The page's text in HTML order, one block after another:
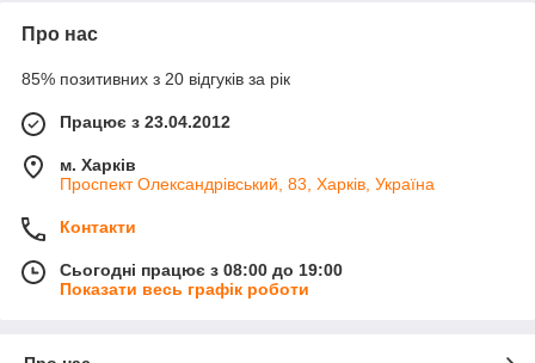
Про нас
85% позитивних з 20 відгуків за рік
Працює з 23.04.2012
м. Харків
Проспект Олександрівський, 83, Харків, Україна
Контакти
Сьогодні працює з 08:00 до 19:00
Показати весь графік роботи